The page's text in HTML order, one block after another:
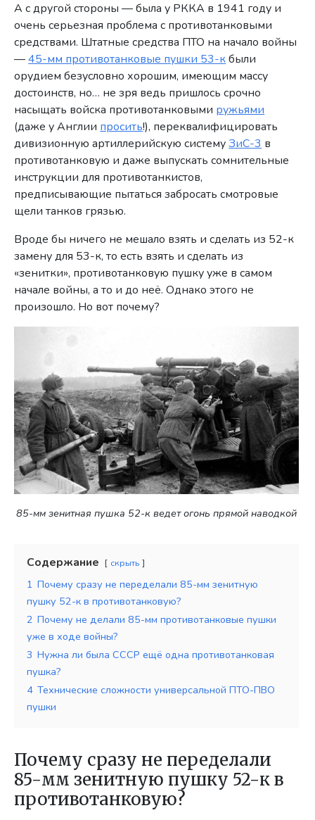
А с другой стороны — была у РККА в 1941 году и
очень серьезная проблема с противотанковыми
средствами. Штатные средства ПТО на начало войны
—45-мм противотанковые пушки 53-кбыли
орудием безусловно хорошим, имеющим массу
достоинств, но… не зря ведь пришлось срочно
насыщать войска противотанковыми ружьями
(даже у Англии просить!), переквалифицировать
дивизионную артиллерийскую системуЗиС-3 в
противотанковую и даже выпускать сомнительные
инструкции для противотанкистов,
предписывающие пытаться забросать смотровые
щели танков грязью.
Вроде бы ничего не мешало взять и сделать из 52-к
замену для 53-к, то есть взять и сделать из
«зенитки», противотанковую пушку уже в самом
начале войны, а то и до неё. Однако этого не
произошло. Но вот почему?
85-мм зенитная пушка 52-к ведет огонь прямой наводкой
Содержание скрыть
1 Почему сразу не переделали 85-мм зенитную
пушку 52-к в противотанковую?
2 Почему не делали 85-мм противотанковые пушки
уже в ходе войны?
3 Нужна ли была СССР ещё одна противотанковая
пушка?
4 Технические сложности универсальной ПТО-ПВО
пушки
Почему сразу не переделали
85-мм зенитную пушку 52-к в
противотанковую?